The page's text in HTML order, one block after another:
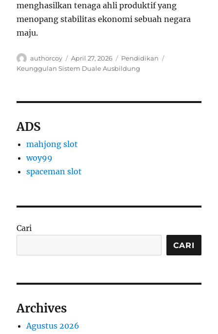
menghasilkan tenaga ahli produktif yang
menopang stabilitas ekonomi sebuah negara
maju.
Author
authorcoy
Posted
on
April 27, 2026 Categories
Pendidikan
Keunggulan Sistem Duale Ausbildung
ADS
mahjong slot
woy99
spaceman slot
Cari
CARI
Archives
Agustus 2026